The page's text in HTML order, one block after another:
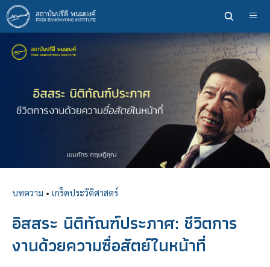
ข้าม
ไป
ยัง
เนื้อหา
บทความ • เกร็ดประวัติศาสตร์
อิสสระ นิติทัณฑ์ประภาศ: ชีวิตการ
งานด้วยความซื่อสัตย์ในหน้าที่